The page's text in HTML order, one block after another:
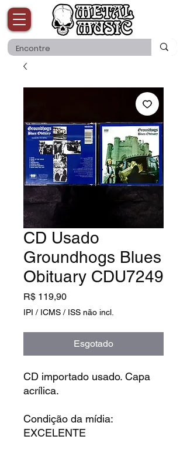
CD Usado
Groundhogs Blues
Obituary CDU7249
R$ 119,90Preço
IPI / ICMS / ISS não incl.
Esgotado
CD importado usado. Capa
acrílica.
Condição da mídia:
EXCELENTE